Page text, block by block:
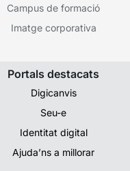
Campus de formació
Imatge corporativa
Portals destacats
Digicanvis
Seu-e
Identitat digital
Ajuda’ns a millorar